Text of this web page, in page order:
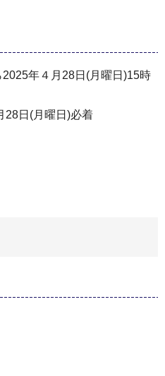
年４月28日(月曜日)15時
28日(月曜日)必着